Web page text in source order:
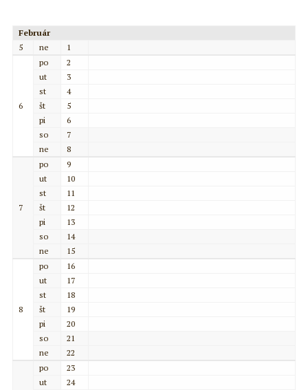
Február
5
ne 1
6
po
2
ut
3
st
4
št
5
pi
6
so
7
ne
8
7
po
9
ut
10
st
11
št
12
pi
13
so
14
ne
15
8
po
16
ut
17
st
18
št
19
pi
20
so
21
ne
22
po
23
ut
24